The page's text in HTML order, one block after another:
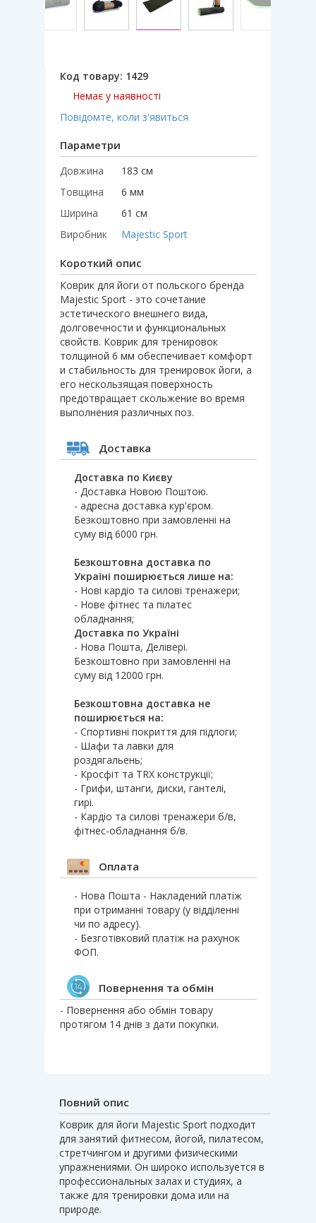
Код товару: 1429
Немає у наявності
Повідомте, коли з'явиться
Параметри
Довжина
183 см
Товщина
6 мм
Ширина
61 см
Виробник
Majestic Sport
Короткий опис
Коврик для йоги от польского бренда
Majestic Sport - это сочетание
эстетического внешнего вида,
долговечности и функциональных
свойств. Коврик для тренировок
толщиной 6 мм обеспечивает комфорт
и стабильность для тренировок йоги, а
его нескользящая поверхность
предотвращает скольжение во время
выполнения различных поз.
Доставка
Доставка по Києву
- Доставка Новою Поштою.
- адресна доставка кур'єром.
Безкоштовно при замовленні на
суму від 6000 грн.
Безкоштовна доставка по
Україні поширюється лише на:
- Нові кардіо та силові тренажери;
- Нове фітнес та пілатес
обладнання;
Доставка по Україні
- Нова Пошта, Делівері.
Безкоштовно при замовленні на
суму від 12000 грн.
Безкоштовна доставка не
поширюється на:
- Спортивні покриття для підлоги;
- Шафи та лавки для
роздягальень;
- Кросфіт та TRX конструкції;
- Грифи, штанги, диски, гантелі,
гирі.
- Кардіо та силові тренажери б/в,
фітнес-обладнання б/в.
Оплата
- Нова Пошта - Накладений платіж
при отриманні товару (у відділенні
чи по адресу).
- Безготівковий платіж на рахунок
ФОП.
Повернення та обмін
- Повернення або обмін товару
протягом 14 днів з дати покупки.
Повний опис
Коврик для йоги Majestic Sport подходит
для занятий фитнесом, йогой, пилатесом,
стретчингом и другими физическими
упражнениями. Он широко используется в
профессиональных залах и студиях, а
также для тренировки дома или на
природе.